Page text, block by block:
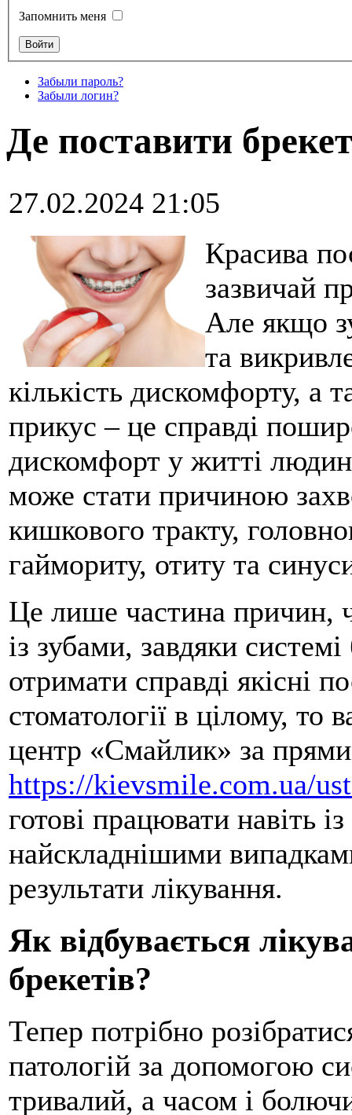
Запомнить меня
Забыли пароль?
Забыли логин?
Де поставити
27.02.2024 21:05
Красива
зазвичай
Але якщо
та
кількість дискомфорту, а
прикус – це справді
дискомфорт у житті
може стати причиною
кишкового тракту,
гаймориту, отиту та
Це лише частина причин,
із зубами, завдяки
отримати справді якісні
стоматології в цілому, то
центр «Смайлик» за
https://kievsmile.com.ua/
готові працювати навіть
найскладнішими
результати лікування.
Як відбувається
брекетів?
Тепер потрібно
патологій за допомогою
тривалий, а часом і